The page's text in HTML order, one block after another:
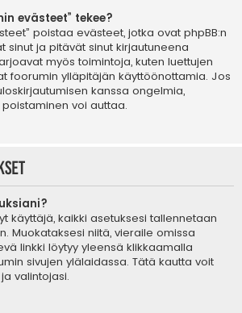
evästeet” tekee?
poistaa evästeet, jotka ovat phpBB:n
sinut ja pitävät sinut kirjautuneena
myös toimintoja, kuten luettujen
foorumin ylläpitäjän käyttöönottamia. Jos
kanssa ongelmia,
voi auttaa.
käyttäjä, kaikki asetuksesi tallennetaan
Muokataksesi niitä, vieraile omissa
linkki löytyy yleensä klikkaamalla
sivujen ylälaidassa. Tätä kautta voit
valintojasi.